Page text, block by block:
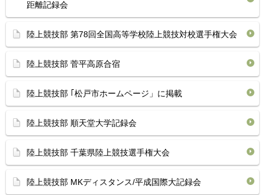
距離記録会
陸上競技部 第78回全国高等学校陸上競技対校選手権大会
陸上競技部 菅平高原合宿
陸上競技部 ｢松戸市ホームページ」に掲載
陸上競技部 順天堂大学記録会
陸上競技部 千葉県陸上競技選手権大会
陸上競技部 MKディスタンス/平成国際大記録会